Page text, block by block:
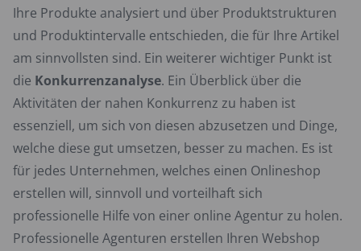
Ihre Produkte analysiert und über Produktstrukturen
und Produktintervalle entschieden, die für Ihre Artikel
am sinnvollsten sind. Ein weiterer wichtiger Punkt ist
die Konkurrenzanalyse. Ein Überblick über die
Aktivitäten der nahen Konkurrenz zu haben ist
essenziell, um sich von diesen abzusetzen und Dinge,
welche diese gut umsetzen, besser zu machen. Es ist
für jedes Unternehmen, welches einen Onlineshop
erstellen will, sinnvoll und vorteilhaft sich
professionelle Hilfe von einer online Agentur zu holen.
Professionelle Agenturen erstellen Ihren Webshop